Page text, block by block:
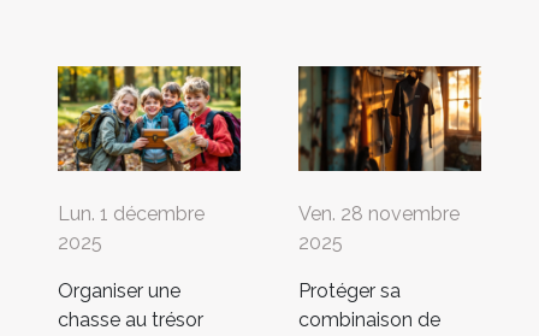
Lun. 1 décembre
2025
Organiser une
chasse au trésor
Ven. 28 novembre
2025
Protéger sa
combinaison de